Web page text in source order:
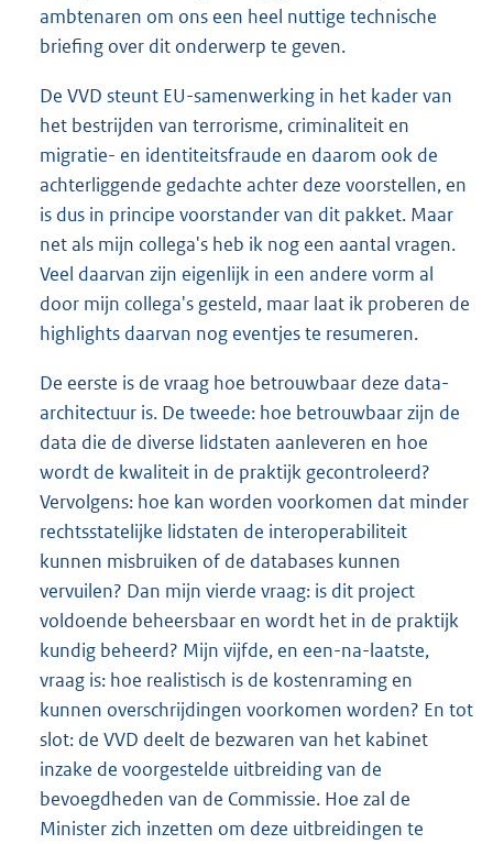
ambtenaren om ons een heel nuttige technische
briefing over dit onderwerp te geven.
De VVD steunt EU-samenwerking in het kader van
het bestrijden van terrorisme, criminaliteit en
migratie- en identiteitsfraude en daarom ook de
achterliggende gedachte achter deze voorstellen, en
is dus in principe voorstander van dit pakket. Maar
net als mijn collega's heb ik nog een aantal vragen.
Veel daarvan zijn eigenlijk in een andere vorm al
door mijn collega's gesteld, maar laat ik proberen de
highlights daarvan nog eventjes te resumeren.
De eerste is de vraag hoe betrouwbaar deze data-
architectuur is. De tweede: hoe betrouwbaar zijn de
data die de diverse lidstaten aanleveren en hoe
wordt de kwaliteit in de praktijk gecontroleerd?
Vervolgens: hoe kan worden voorkomen dat minder
rechtsstatelijke lidstaten de interoperabiliteit
kunnen misbruiken of de databases kunnen
vervuilen? Dan mijn vierde vraag: is dit project
voldoende beheersbaar en wordt het in de praktijk
kundig beheerd? Mijn vijfde, en een-na-laatste,
vraag is: hoe realistisch is de kostenraming en
kunnen overschrijdingen voorkomen worden? En tot
slot: de VVD deelt de bezwaren van het kabinet
inzake de voorgestelde uitbreiding van de
bevoegdheden van de Commissie. Hoe zal de
Minister zich inzetten om deze uitbreidingen te